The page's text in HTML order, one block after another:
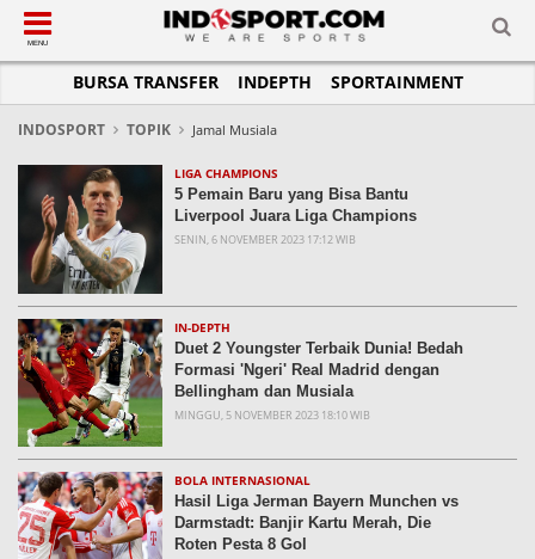
SUB-MENU
SEPAKBOLA
LIGA 1
LIGA 2
LIGA INGGRIS
LIGA ITALIA
LIGA SPANYOL
LIGA CHAMPIONS
LIGA JERMAN
LIGA PRANCIS
LIGA EUROPA
SUB-MENU
SPORTAINMENT
SELEBSPORT
LIFESTYLE
SUB-MENU
OTOMOTIF
MOTOGP
FORMULA 1
OTOMANIA
SUB-MENU
RAKET
MMA
FUTSAL
OLIMPIK
E-SPORT
SUB-MENU
JADWAL
KLASEMEN
SUB-MENU
TOPIK HARI INI
PERATURAN OLAHRAGA
TIPS DAN TRIK
INFOGRAFIS
GALERI FOTO
TEMPAT OLAHRAGA
PASUKAN SEHAT
KOMUNITAS SEHAT
MENU
BURSA TRANSFER INDEPTH SPORTAINMENT
INDOSPORT TOPIK Jamal Musiala
LIGA CHAMPIONS
5 Pemain Baru yang Bisa Bantu
Liverpool Juara Liga Champions
SENIN, 6 NOVEMBER 2023 17:12 WIB
IN-DEPTH
Duet 2 Youngster Terbaik Dunia! Bedah
Formasi 'Ngeri' Real Madrid dengan
Bellingham dan Musiala
MINGGU, 5 NOVEMBER 2023 18:10 WIB
BOLA INTERNASIONAL
Hasil Liga Jerman Bayern Munchen vs
Darmstadt: Banjir Kartu Merah, Die
Roten Pesta 8 Gol